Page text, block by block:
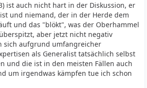
ist auch nicht hart in der Diskussion, er
und niemand, der in der Herde dem
und das "blökt", was der Oberhammel
aber jetzt nicht negativ
sich aufgrund umfangreicher
als Generalist tatsächlich selbst
und die ist in den meisten Fällen auch
um irgendwas kämpfen tue ich schon